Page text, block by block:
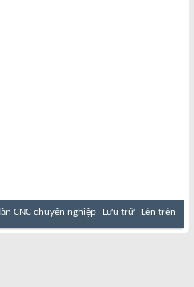
CNC chuyên nghiệp Lưu trữ Lên trên